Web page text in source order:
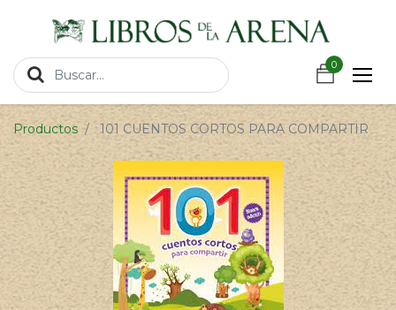
0
0
Productos 101 CUENTOS CORTOS PARA COMPARTIR